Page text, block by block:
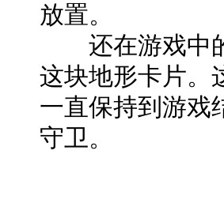
放置。
还在游戏中的
这块地形卡片。
一直保持到游戏
守卫。